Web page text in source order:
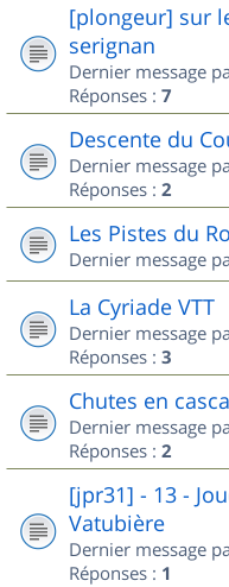
[plongeur] sur
serignan
Dernier message
Réponses : 7
Descente du
Dernier message
Réponses : 2
Les Pistes du
Dernier message
La Cyriade VTT
Dernier message
Réponses : 3
Chutes en
Dernier message
Réponses : 2
[jpr31] - 13 -
Vatubière
Dernier message
Réponses : 1